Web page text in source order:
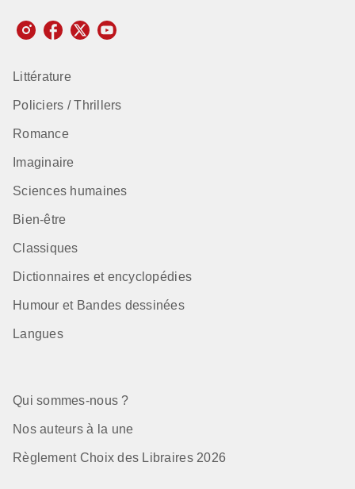
Littérature
Policiers / Thrillers
Romance
Imaginaire
Sciences humaines
Bien-être
Classiques
Dictionnaires et encyclopédies
Humour et Bandes dessinées
Langues
Qui sommes-nous ?
Nos auteurs à la une
Règlement Choix des Libraires 2026